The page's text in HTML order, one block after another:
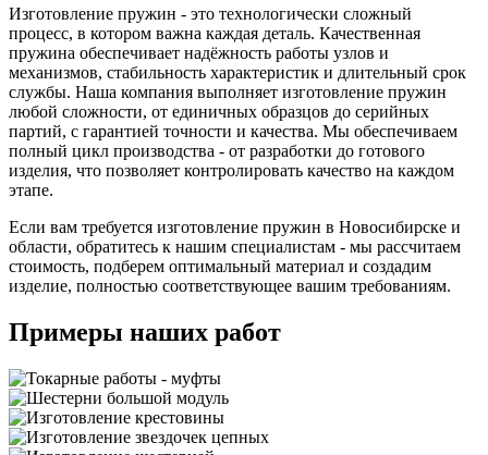
Изготовление пружин - это технологически сложный
процесс, в котором важна каждая деталь. Качественная
пружина обеспечивает надёжность работы узлов и
механизмов, стабильность характеристик и длительный срок
службы. Наша компания выполняет изготовление пружин
любой сложности, от единичных образцов до серийных
партий, с гарантией точности и качества. Мы обеспечиваем
полный цикл производства - от разработки до готового
изделия, что позволяет контролировать качество на каждом
этапе.
Если вам требуется изготовление пружин в Новосибирске и
области, обратитесь к нашим специалистам - мы рассчитаем
стоимость, подберем оптимальный материал и создадим
изделие, полностью соответствующее вашим требованиям.
Примеры наших работ